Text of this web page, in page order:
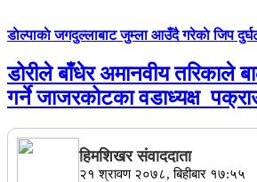
डाेल्पाकाे जगदुल्लाबाट जुम्ला आउँदै गरेकाे जिप
डोरीले बाँधेर अमानवीय तरिकाले
गर्ने जाजरकोटका वडाध्यक्ष
हिमशिखर संवाददाता
२१ श्रावण २०७८, बिहीबार १७:५५